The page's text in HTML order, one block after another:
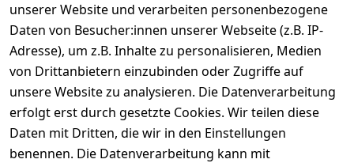
unserer Website und verarbeiten personenbezogene
Daten von Besucher:innen unserer Webseite (z.B. IP-
Adresse), um z.B. Inhalte zu personalisieren, Medien
von Drittanbietern einzubinden oder Zugriffe auf
unsere Website zu analysieren. Die Datenverarbeitung
erfolgt erst durch gesetzte Cookies. Wir teilen diese
Daten mit Dritten, die wir in den Einstellungen
benennen. Die Datenverarbeitung kann mit
RechtlichesServices